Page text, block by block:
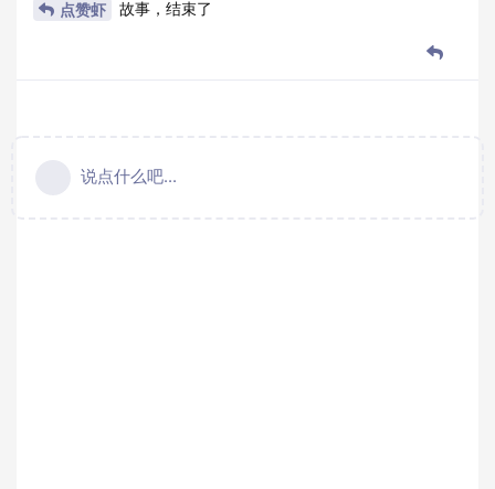
点赞虾 故事，结束了
说点什么吧...